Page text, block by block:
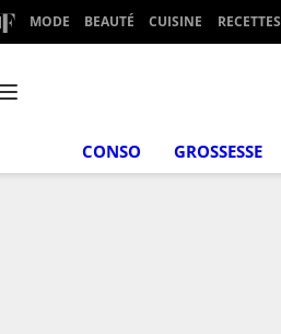
MODE BEAUTÉ CUISINE RECETTES
CONSO GROSSESSE